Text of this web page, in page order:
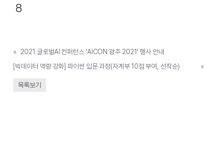
8
«
2021 글로벌AI 컨퍼런스 'AICON 광주 2021' 행사 안내
[빅데이터 역량 강화] 파이썬 입문 과정(자계부 10점 부여, 선착순)
»
목록보기